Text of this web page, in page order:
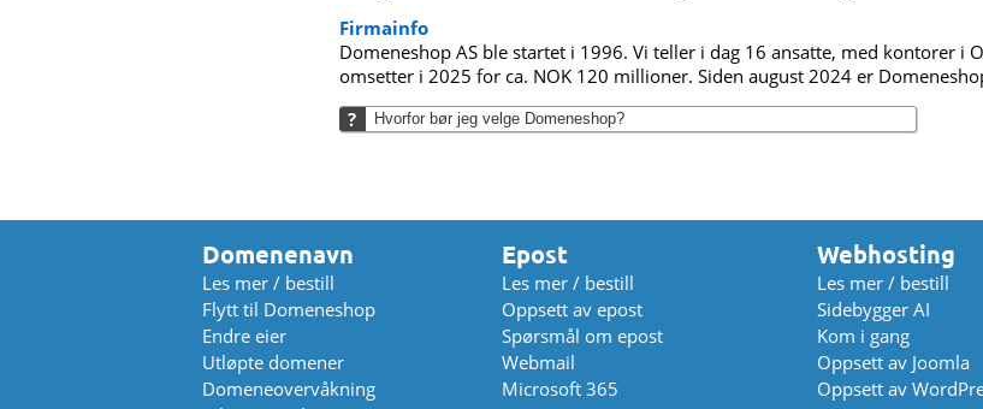
Firmainfo
Domeneshop AS ble startet i 1996. Vi teller i dag 16 ansatte, med kontorer i
omsetter i 2025 for ca. NOK 120 millioner. Siden august 2024 er
Hvorfor bør jeg velge Domeneshop?
Domenenavn
Les mer / bestill
Flytt til Domeneshop
Endre eier
Utløpte domener
Domeneovervåkning
Epost
Les mer / bestill
Oppsett av epost
Spørsmål om epost
Webmail
Microsoft 365
Webhosting
Les mer / bestill
Sidebygger AI
Kom i gang
Oppsett av Joomla
Oppsett av